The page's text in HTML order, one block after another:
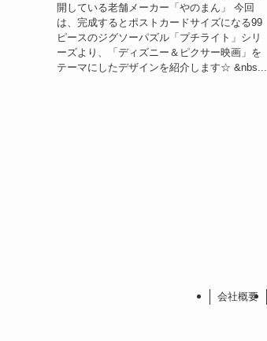
開している老舗メーカー「やのまん」 今回
は、完成するとポストカードサイズになる99
ピースのジグソーパズル「プチライト」シリ
ーズより、「ディズニー＆ピクサー映画」を
テーマにしたデザインを紹介します☆ &nbs...
会社概要